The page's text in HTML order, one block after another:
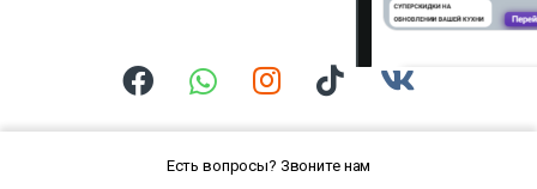
Есть вопросы? Звоните нам